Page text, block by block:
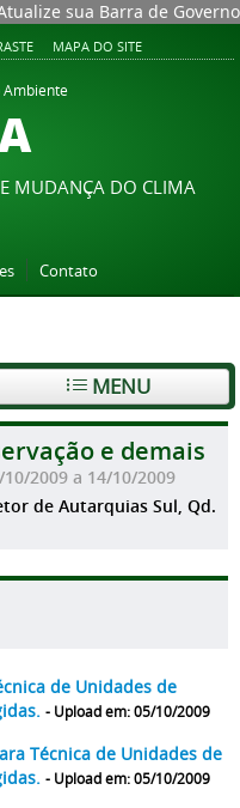
sua Barra de Governo
MAPA DO SITE
Ambiente
MUDANÇA DO CLIMA
Contato
MENU
e demais
2009 a 14/10/2009
de Autarquias Sul, Qd.
de Unidades de
- Upload em: 05/10/2009
Técnica de Unidades de
- Upload em: 05/10/2009